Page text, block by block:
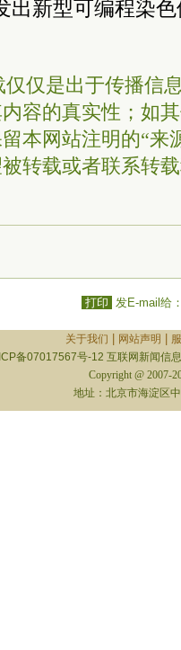
出新型可编程染
仅是出于传播信
容的真实性；如
本网站注明的“来
转载或者联系转
打印 发E-mail给
关于我们 网站声明
备07017567号-12 互联网新闻信
Copyright @ 2007-
地址：北京市海淀区